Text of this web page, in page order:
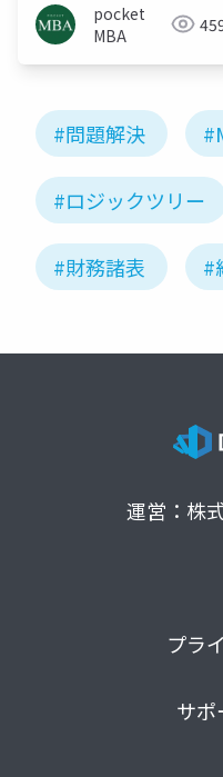
pocket
MBA
#問題解決
#ロジックツリー
#財務諸表 #
運営：株
プラ
サポ